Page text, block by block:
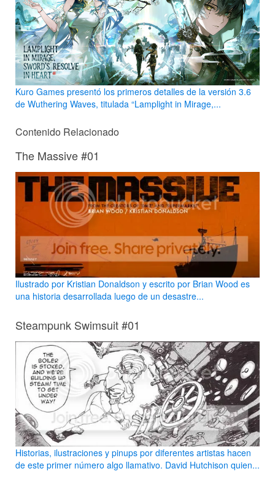
Kuro Games presentó los primeros detalles de la versión 3.6
de Wuthering Waves, titulada “Lamplight in Mirage,...
Contenido Relacionado
The Massive #01
Ilustrado por Kristian Donaldson y escrito por Brian Wood es
una historia desarrollada luego de un desastre...
Steampunk Swimsuit #01
Historias, ilustraciones y pinups por diferentes artistas hacen
de este primer número algo llamativo. David Hutchison quien...